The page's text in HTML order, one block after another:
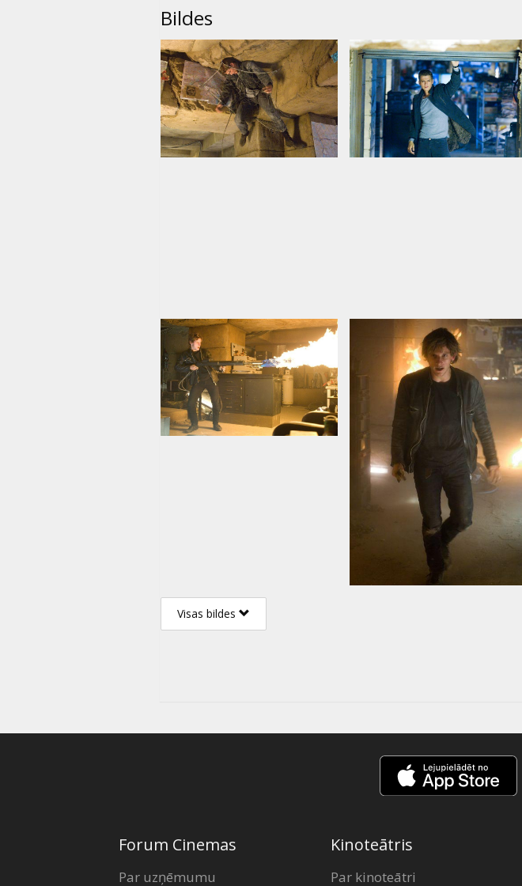
Bell, Max Thieriot, Shawn Roberts, AnnaSophia Robb
Režisors: Doug Liman
Filma angļu valodā ar subtitriem latviešu un krievu valodā.
Bildes
Visas bildes
Forum Cinemas
Par uzņēmumu
Kinoteātris
Par kinoteātri